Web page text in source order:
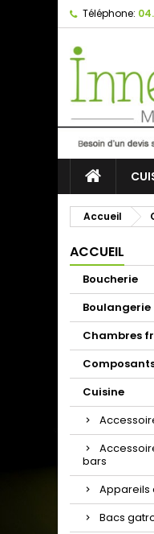
Téléphone:
Accueil
ACCUEIL
Boucherie
Boulangerie
Chambres
Cuisine
bars
Appareils
Bacs